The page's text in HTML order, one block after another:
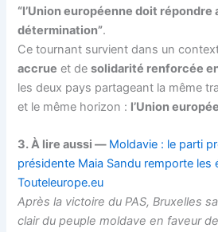
“l’Union européenne doit répondre
détermination”.
Ce tournant survient dans un
accrue et desolidarité renforcée
les deux pays partageant la même
et le même horizon : l’Union
3. À lire aussi — Moldavie : le parti
présidente Maia Sandu remporte les
Touteleurope.eu
Après la victoire du PAS, Bruxelles
clair du peuple moldave en faveur de